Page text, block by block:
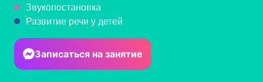
Звукопостановка
Развитие речи у детей
Записаться на занятие